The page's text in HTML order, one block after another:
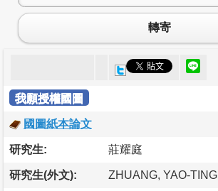
轉寄
我願授權國圖
國圖紙本論文
研究生: 莊耀庭
研究生(外文): ZHUANG, YAO-TING